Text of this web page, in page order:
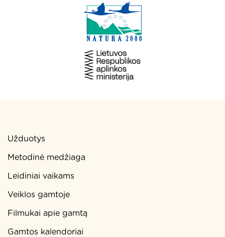
Užduotys
Metodinė medžiaga
Leidiniai vaikams
Veiklos gamtoje
Filmukai apie gamtą
Gamtos kalendoriai